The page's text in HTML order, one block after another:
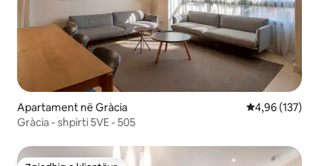
Apartament në Gràcia Vlerësimi
4,96 (137)
Gràcia - shpirti 5VE - 505